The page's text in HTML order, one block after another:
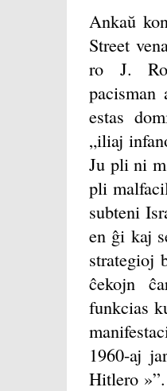
Ankaŭ
Street
ro J.
estas
„iliaj
Ju pli ni
pli
subteni
en ĝi kaj
strategioj
ĉekojn
funkcias
1960-aj
Hitlero »”.